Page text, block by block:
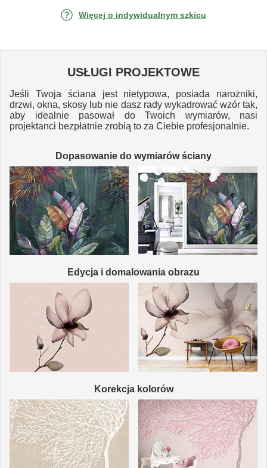
Więcej o indywidualnym szkicu
USŁUGI PROJEKTOWE
Jeśli Twoja ściana jest nietypowa, posiada narożniki,
drzwi, okna, skosy lub nie dasz rady wykadrować wzór tak,
aby idealnie pasował do Twoich wymiarów, nasi
projektanci bezpłatnie zrobią to za Ciebie profesjonalnie.
Dopasowanie do wymiarów ściany
Edycja i domalowania obrazu
Korekcja kolorów